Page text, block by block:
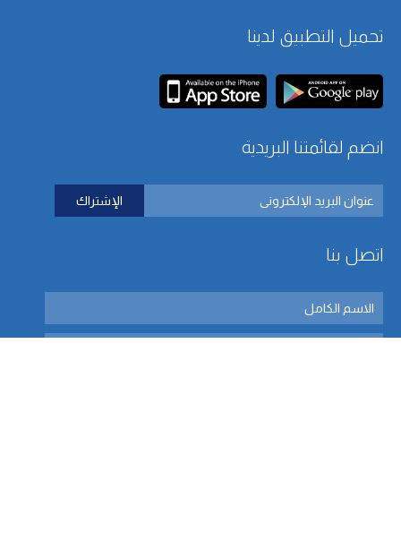
تحميل التطبيق لدينا
انضم لقائمتنا البريدية
اتصل بنا